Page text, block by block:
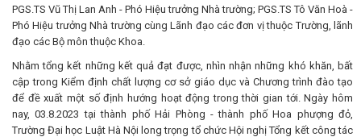
PGS.TS Vũ Thị Lan Anh - Phó Hiệu trưởng Nhà trường; PGS.TS Tô Văn Hoà -
Phó Hiệu trưởng Nhà trường cùng Lãnh đạo các đơn vị thuộc Trường, lãnh
đạo các Bộ môn thuộc Khoa.
Nhằm tổng kết những kết quả đạt được, nhìn nhận những khó khăn, bất
cập trong Kiểm định chất lượng cơ sở giáo dục và Chương trình đào tạo
để đề xuất một số định hướng hoạt động trong thời gian tới. Ngày hôm
nay, 03.8.2023 tại thành phố Hải Phòng - thành phố Hoa phượng đỏ,
Trường Đại học Luật Hà Nội long trọng tổ chức Hội nghị Tổng kết công tác